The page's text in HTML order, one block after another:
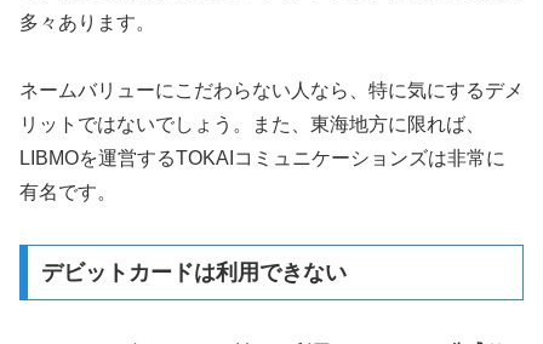
多々あります。
ネームバリューにこだわらない人なら、特に気にするデメ
リットではないでしょう。また、東海地方に限れば、
LIBMOを運営するTOKAIコミュニケーションズは非常に
有名です。
デビットカードは利用できない